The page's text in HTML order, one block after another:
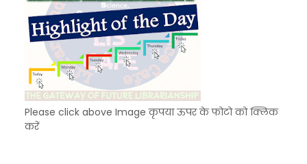
Please click above Image कृपया ऊपर के फोटो को क्लिक
करें